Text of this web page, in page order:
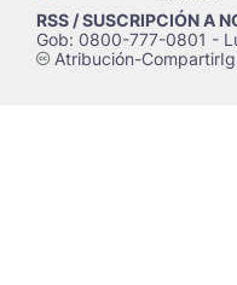
RSS / SUSCRIPCIÓN A
Gob: 0800-777-0801 -
cAtribución-